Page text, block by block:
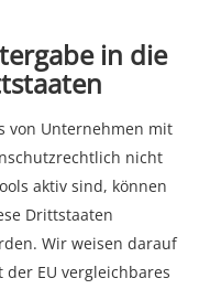
in die
von Unternehmen mit
nicht
aktiv sind, können
Drittstaaten
Wir weisen darauf
EU vergleichbares